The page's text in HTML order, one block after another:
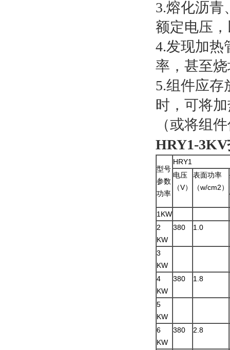
3.熔化沥青
额定电压
4.发现加热
率，甚至
5.组件应存
时，可将
（或将组
HRY1-
型号
参数
功率
HRY1
电压
（V）
表面功率
（w/cm2）
1KW
2
KW
380 1.0
3
KW
4
KW
380 1.8
5
KW
6
KW
380 2.8